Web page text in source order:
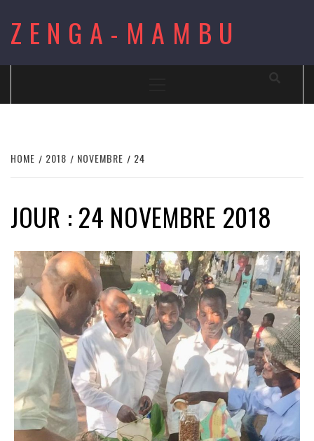
content
ZENGA-MAMBU
HOME 2018 NOVEMBRE 24
JOUR : 24 NOVEMBRE 2018